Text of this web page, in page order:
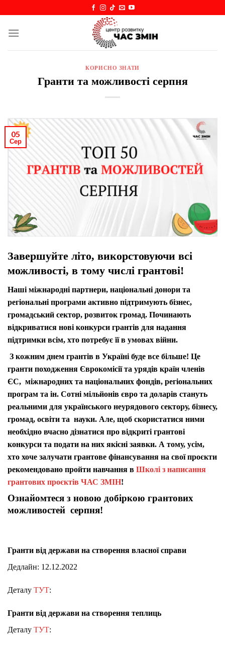
content
КОРИСНО ЗНАТИ
Гранти та можливості серпня
05
Сер
Завершуйте літо, викорстовуючи всі
можливості, в тому числі грантові!
Наші міжнародні партнери, національні донори та
регіональні програми активно підтримують бізнес,
громадський сектор, розвиток громад. Починають
відкриватися нові конкурси грантів для надання
підтримки всім, хто потребує її в умовах війни.
З кожним днем грантів в Україні буде все більше! Це
гранти походження Єврокомісії та урядів країн членів
ЄС, міжнародних та національних фондів, регіональних
програм та ін. Сотні мільйонів євро та доларів стануть
реальними для українського неурядового сектору, бізнесу,
громад, освіти та науки. Але, щоб скористатися ними
необхідно вчасно дізнатися про відкриті грантові
конкурси та подати на них якісні заявки. А тому, усім,
хто хоче залучати грантове фінансування на свої проєкти
рекомендовано пройти навчання в Школі з написання
грантових проєктів ЧАС ЗМІН!
Ознайомтеся з новою добіркою грантових
можливостей серпня!
Гранти від держави на створення власної справи
Дедлайн: 12.12.2022
Деталу ТУТ:
Гранти від держави на створення теплиць
Деталу ТУТ: